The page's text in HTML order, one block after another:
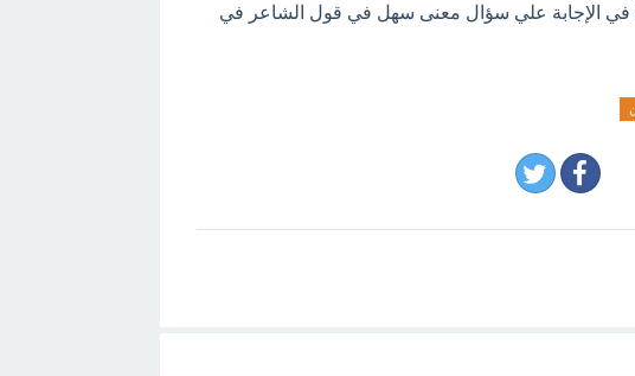
في الإجابة علي سؤال معنى سهل في قول الشاعر في